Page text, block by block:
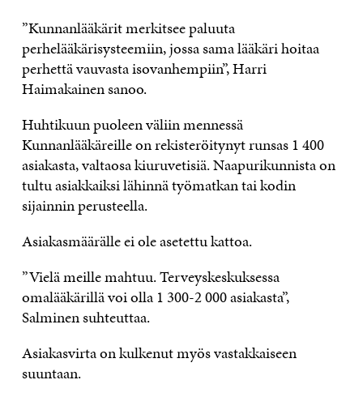
”Kunnanlääkärit merkitsee paluuta
perhelääkärisysteemiin, jossa sama lääkäri hoitaa
perhettä vauvasta isovanhempiin”, Harri
Haimakainen sanoo.
Huhtikuun puoleen väliin mennessä
Kunnanlääkäreille on rekisteröitynyt runsas 1 400
asiakasta, valtaosa kiuruvetisiä. Naapurikunnista on
tultu asiakkaiksi lähinnä työmatkan tai kodin
sijainnin perusteella.
Asiakasmäärälle ei ole asetettu kattoa.
”Vielä meille mahtuu. Terveyskeskuksessa
omalääkärillä voi olla 1 300-2 000 asiakasta”,
Salminen suhteuttaa.
Asiakasvirta on kulkenut myös vastakkaiseen
suuntaan.